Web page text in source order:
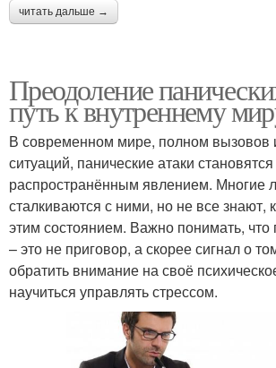
читать дальше →
Преодоление
путь к внутреннему
В современном мире, полном вызовов
ситуаций, панические атаки
распространённым явлением. Многие
сталкиваются с ними, но не все знают,
этим состоянием. Важно понимать, что
– это не приговор, а скорее сигнал о
обратить внимание на своё
научиться управлять стрессом.